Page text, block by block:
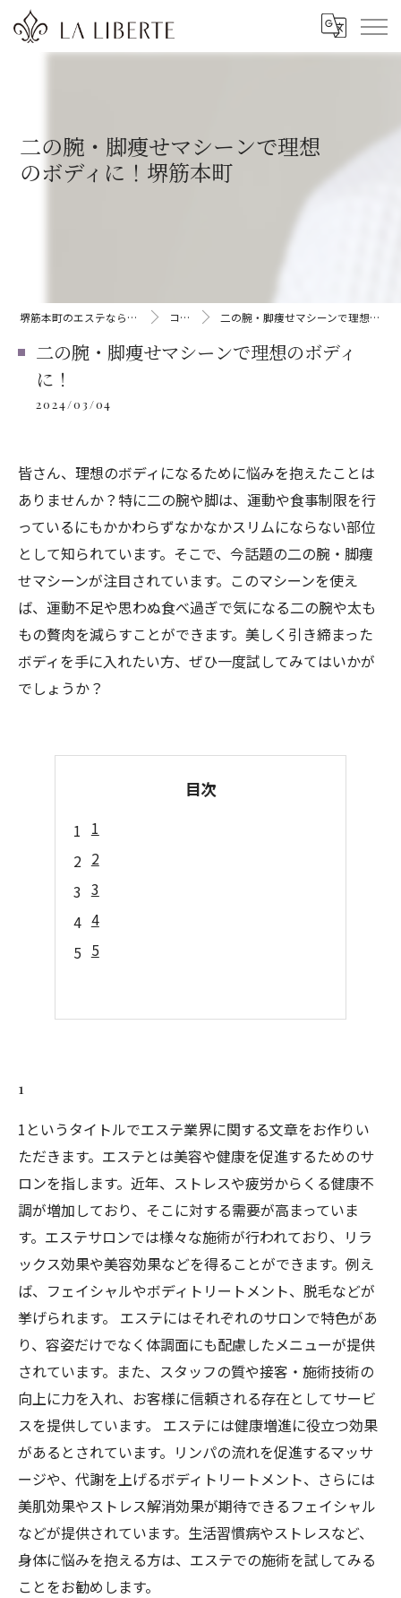
二の腕・脚痩せマシーンで理想
のボディに！堺筋本町
堺筋本町のエステならLA LIBERTE コラム 二の腕・脚痩せマシーンで理想のボディに！
二の腕・脚痩せマシーンで理想のボディ
に！
2024/03/04
皆さん、理想のボディになるために悩みを抱えたことは
ありませんか？特に二の腕や脚は、運動や食事制限を行
っているにもかかわらずなかなかスリムにならない部位
として知られています。そこで、今話題の二の腕・脚痩
せマシーンが注目されています。このマシーンを使え
ば、運動不足や思わぬ食べ過ぎで気になる二の腕や太も
もの贅肉を減らすことができます。美しく引き締まった
ボディを手に入れたい方、ぜひ一度試してみてはいかが
でしょうか？
目次
1
2
3
4
5
1
1というタイトルでエステ業界に関する文章をお作りい
ただきます。エステとは美容や健康を促進するためのサ
ロンを指します。近年、ストレスや疲労からくる健康不
調が増加しており、そこに対する需要が高まっていま
す。エステサロンでは様々な施術が行われており、リラ
ックス効果や美容効果などを得ることができます。例え
ば、フェイシャルやボディトリートメント、脱毛などが
挙げられます。 エステにはそれぞれのサロンで特色があ
り、容姿だけでなく体調面にも配慮したメニューが提供
されています。また、スタッフの質や接客・施術技術の
向上に力を入れ、お客様に信頼される存在としてサービ
スを提供しています。 エステには健康増進に役立つ効果
があるとされています。リンパの流れを促進するマッサ
ージや、代謝を上げるボディトリートメント、さらには
美肌効果やストレス解消効果が期待できるフェイシャル
などが提供されています。生活習慣病やストレスなど、
身体に悩みを抱える方は、エステでの施術を試してみる
ことをお勧めします。